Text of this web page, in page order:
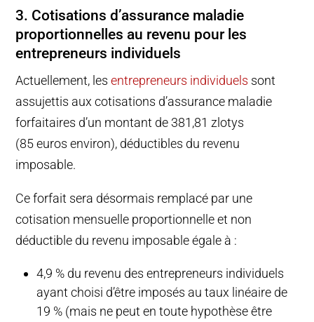
3. Cotisations d’assurance maladie
proportionnelles au revenu pour les
entrepreneurs individuels
Actuellement, lesentrepreneurs individuels sont
assujettis aux cotisations d’assurance maladie
forfaitaires d’un montant de 381,81 zlotys
(85 euros environ), déductibles du revenu
imposable.
Ce forfait sera désormais remplacé par une
cotisation mensuelle proportionnelle et non
déductible du revenu imposable égale à :
4,9 % du revenu des entrepreneurs individuels
ayant choisi d’être imposés au taux linéaire de
19 % (mais ne peut en toute hypothèse être